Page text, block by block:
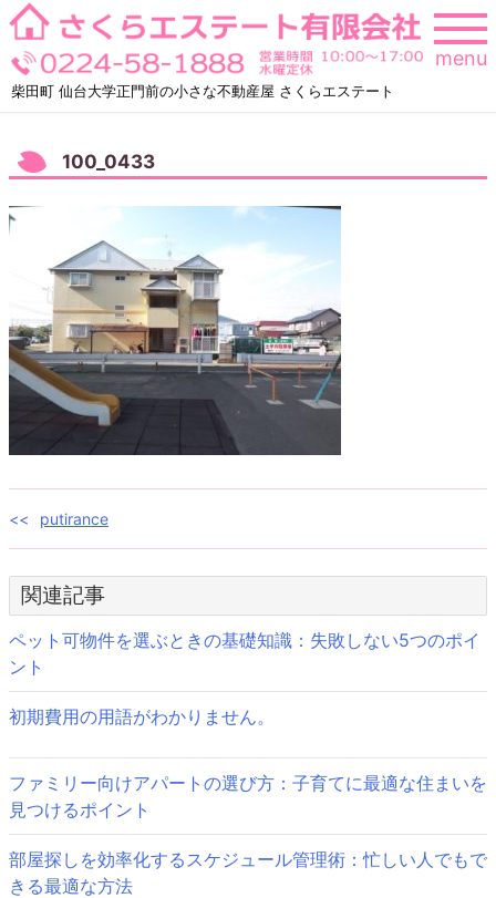
Skip
to
content
柴田町 仙台大学正門前の小さな不動産屋 さくらエステート
menu
100_0433
投
ナ
ビ
ゲ
ー
シ
ョ
ン
putirance
関連記事
ペット可物件を選ぶときの基礎知識：失敗しない5つのポイ
ント
初期費用の用語がわかりません。
ファミリー向けアパートの選び方：子育てに最適な住まいを
見つけるポイント
部屋探しを効率化するスケジュール管理術：忙しい人でもで
きる最適な方法